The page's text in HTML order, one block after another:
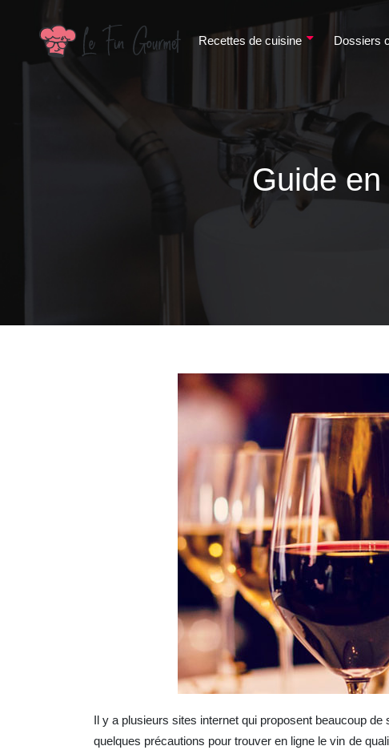
Recettes de cuisine Dossiers
Guide en
Il y a plusieurs sites internet qui proposent beaucoup
quelques précautions pour trouver en ligne le vin de